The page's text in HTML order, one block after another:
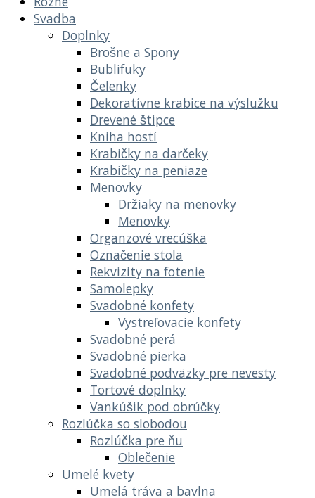
Svadba
Doplnky
Brošne a Spony
Bublifuky
Čelenky
Dekoratívne krabice na výslužku
Drevené štipce
Kniha hostí
Krabičky na darčeky
Krabičky na peniaze
Menovky
Držiaky na menovky
Menovky
Organzové vrecúška
Označenie stola
Rekvizity na fotenie
Samolepky
Svadobné konfety
Vystreľovacie konfety
Svadobné perá
Svadobné pierka
Svadobné podväzky pre nevesty
Tortové doplnky
Vankúšik pod obrúčky
Rozlúčka so slobodou
Rozlúčka pre ňu
Oblečenie
Umelé kvety
Umelá tráva a bavlna